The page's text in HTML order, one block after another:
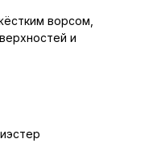
ворсом,
и